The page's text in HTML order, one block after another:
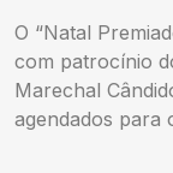
O “Natal
com patrocínio
Marechal
agendados para